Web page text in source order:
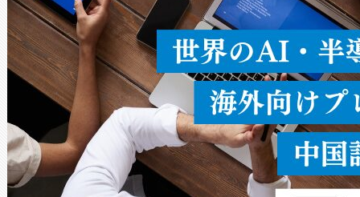
密度なスキャ […]